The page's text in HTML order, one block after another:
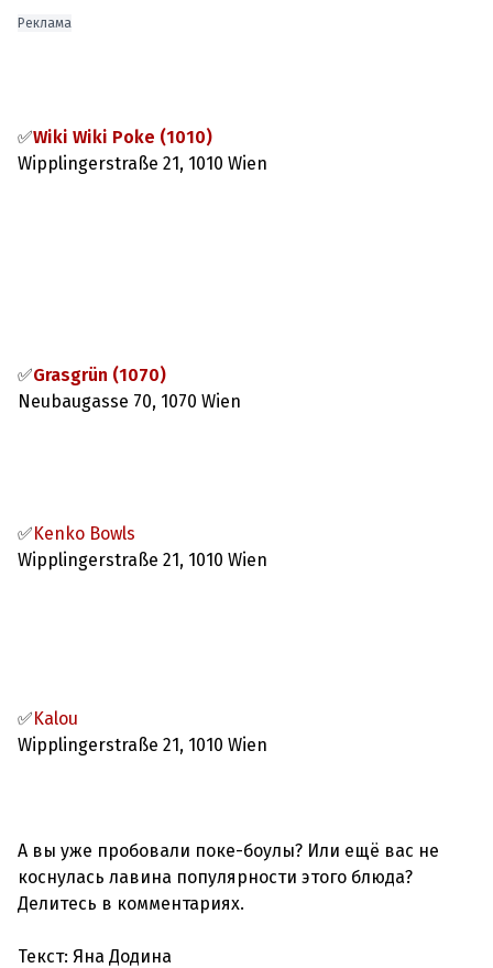
Реклама
✅Wiki Wiki Poke (1010)
Wipplingerstraße 21, 1010 Wien
✅Grasgrün (1070)
Neubaugasse 70, 1070 Wien
✅Kenko Bowls
Wipplingerstraße 21, 1010 Wien
✅Kalou
Wipplingerstraße 21, 1010 Wien
А вы уже пробовали поке-боулы? Или ещё вас не
коснулась лавина популярности этого блюда?
Делитесь в комментариях.
Текст: Яна Додина